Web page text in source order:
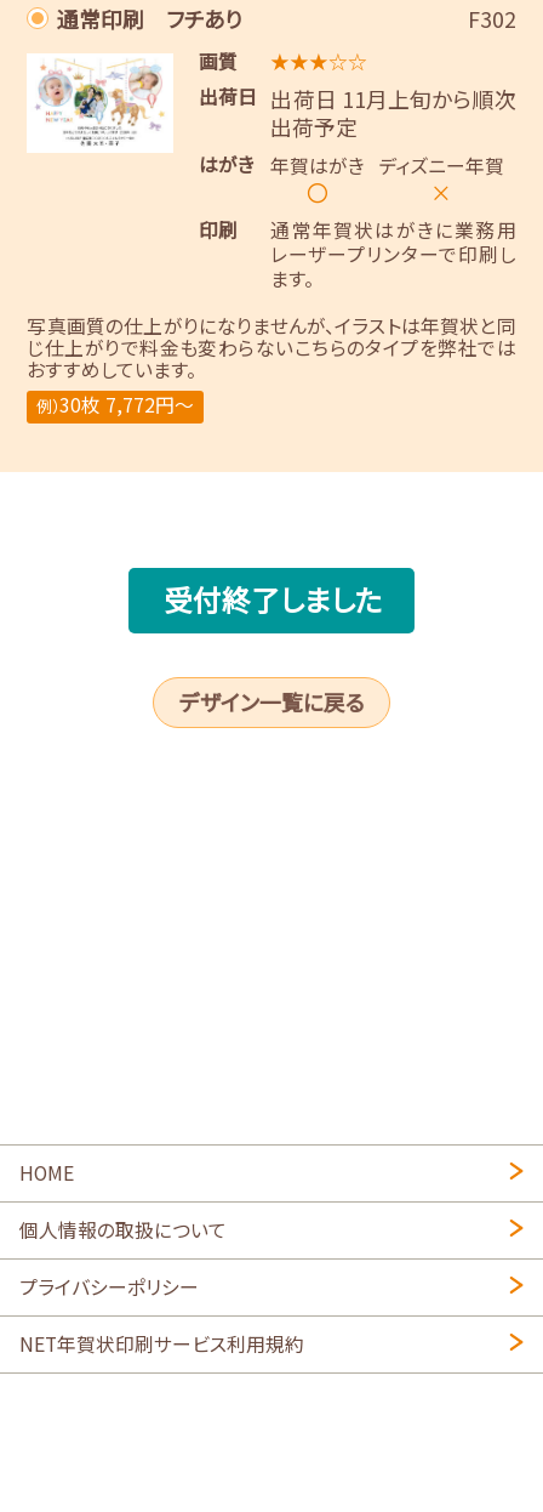
通常印刷 フチあり F302
画質
★★★☆☆
出荷日
出荷日 11月上旬から順次
出荷予定
はがき 年賀はがき
〇
ディズニー年賀
×
印刷
通常年賀状はがきに業務用
レーザープリンターで印刷し
ます。
写真画質の仕上がりになりませんが、イラストは年賀状と同
じ仕上がりで料金も変わらないこちらのタイプを弊社では
おすすめしています。
例）30枚 7,772円～
受付終了しました
デザイン一覧に戻る
HOME
個人情報の取扱について
プライバシーポリシー
NET年賀状印刷サービス利用規約